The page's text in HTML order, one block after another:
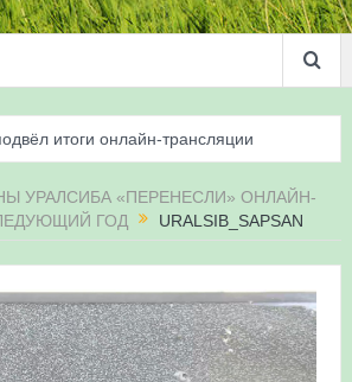
итоги онлайн-трансляции
вечера-2026» в
Уралсиба получили имена и
УРАЛСИБА «ПЕРЕНЕСЛИ» ОНЛАЙН-
ГОД
URALSIB_SAPSAN